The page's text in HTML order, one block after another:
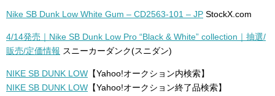
Nike SB Dunk Low White Gum – CD2563-101 – JP StockX.com
4/14発売｜Nike SB Dunk Low Pro “Black & White” collection｜抽選/
販売/定価情報 スニーカーダンク(スニダン)
NIKE SB DUNK LOW 【Yahoo!オークション内検索】
NIKE SB DUNK LOW 【Yahoo!オークション終了品検索】